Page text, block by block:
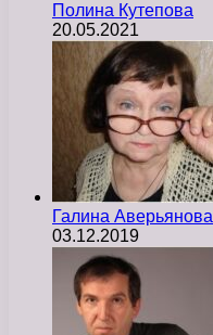
Полина Кутепова
20.05.2021
Галина Аверьянова
03.12.2019